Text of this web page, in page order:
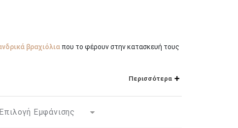
βραχιόλια που το φέρουν στην κατασκευή τους
σύμβολα της θέσης, της κουλτούρας και του
Στην αρχαία Αίγυπτο, για παράδειγμα, οι
πλούτο και τη δύναμη. Ομοίως, στην αρχαία Ελλάδα
Περισσότερα